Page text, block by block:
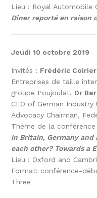
Lieu : Royal Automobile
Dîner reporté en raison
Jeudi 10 octobre 2019
Invités : Frédéric Coirier
Entreprises de taille
groupe Poujoulat, Dr
CEO of German Industry
Advocacy Chairman,
Thème de la conférence
in Britain, Germany
each other? Towards a
Lieu : Oxford and
Format: conférence-
Three